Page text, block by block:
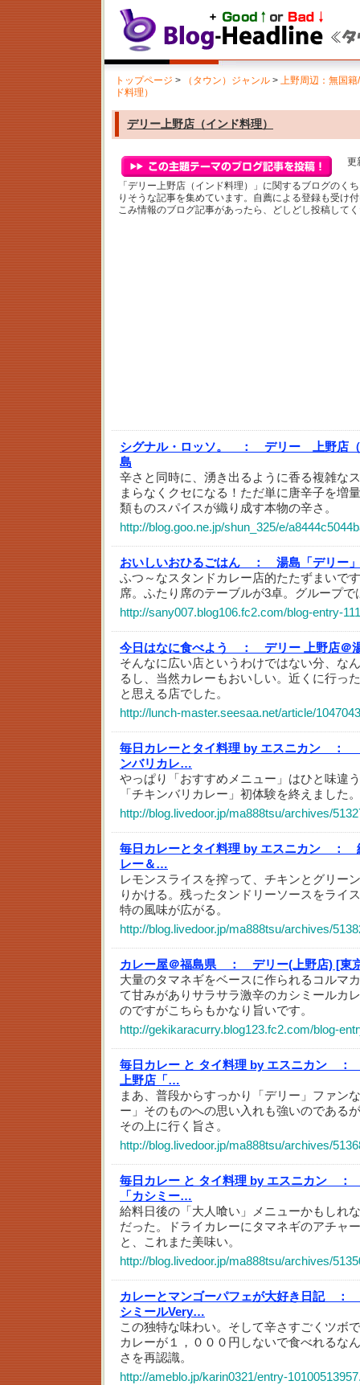
トップページ > （タウン）ジャンル > 上野周辺：無国
ド料理）
デリー上野店（インド料理）
更
「デリー上野店（インド料理）」に関するブログのく
りそうな記事を集めています。自薦による登録も受け
こみ情報のブログ記事があったら、どしどし投稿して
シグナル・ロッソ。 ：
デリー 上野店
島
辛さと同時に、湧き出るように香る複雑な
まらなくクセになる！ただ単に唐辛子を増
類ものスパイスが織り成す本物の辛さ。
http://blog.goo.ne.jp/shun_325/e/
おいしいおひるごはん ：
湯島「デリー
ふつ～なスタンドカレー店的たたずまいで
席。ふたり席のテーブルが3卓。グループ
http://sany007.blog106.fc2.com/blog-entry-
今日はなに食べよう ：
デリー 上野店＠
そんなに広い店というわけではない分、な
るし、当然カレーもおいしい。近くに行っ
と思える店でした。
http://lunch-master.seesaa.net/article/
毎日カレーとタイ料理 by エスニカン ：
ンバリカレ…
やっぱり「おすすめメニュー」はひと味違
「チキンバリカレー」初体験を終えました。
http://blog.livedoor.jp/ma888tsu/archives/
毎日カレーとタイ料理 by エスニカン ：
レー＆…
レモンスライスを搾って、チキンとグリー
りかける。残ったタンドリーソースをライ
特の風味が広がる。
http://blog.livedoor.jp/ma888tsu/archives/
カレー屋＠福島県 ：
デリー(上野店) [東
大量のタマネギをベースに作られるコルマ
て甘みがありサラサラ激辛のカシミールカ
のですがこちらもかなり旨いです。
http://gekikaracurry.blog123.fc2.com/blog-
毎日カレー と タイ料理 by エスニカン ：
上野店「…
まあ、普段からすっかり「デリー」ファン
ー」そのものへの思い入れも強いのである
その上に行く旨さ。
http://blog.livedoor.jp/ma888tsu/archives/
毎日カレー と タイ料理 by エスニカン ：
「カシミー…
給料日後の「大人喰い」メニューかもしれ
だった。ドライカレーにタマネギのアチャ
と、これまた美味い。
http://blog.livedoor.jp/ma888tsu/archives/
カレーとマンゴーパフェが大好き日記 ：
シミールVery…
この独特な味わい。そして辛さすごくツボ
カレーが１，０００円しないで食べれるな
さを再認識。
http://ameblo.jp/karin0321/entry-